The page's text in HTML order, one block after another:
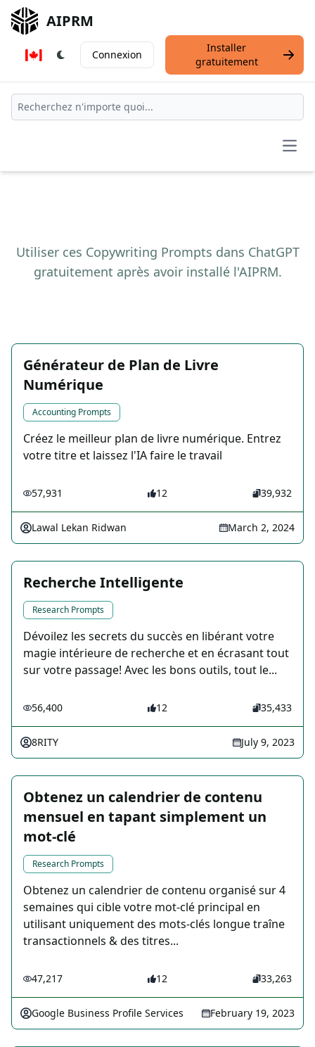
AIPRM
Connexion
Installer
gratuitement
Utiliser ces Copywriting Prompts dans ChatGPT
gratuitement après avoir installé l'AIPRM.
Générateur de Plan de Livre
Numérique
Accounting Prompts
Créez le meilleur plan de livre numérique. Entrez
votre titre et laissez l'IA faire le travail
57,931 12 39,932
Lawal Lekan Ridwan March 2, 2024
Recherche Intelligente
Research Prompts
Dévoilez les secrets du succès en libérant votre
magie intérieure de recherche et en écrasant tout
sur votre passage! Avec les bons outils, tout le...
56,400 12 35,433
8RITY July 9, 2023
Obtenez un calendrier de contenu
mensuel en tapant simplement un
mot-clé
Research Prompts
Obtenez un calendrier de contenu organisé sur 4
semaines qui cible votre mot-clé principal en
utilisant uniquement des mots-clés longue traîne
transactionnels & des titres...
47,217 12 33,263
Google Business Profile Services February 19, 2023